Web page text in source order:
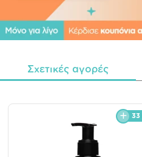
Σχετικές αγορές
33